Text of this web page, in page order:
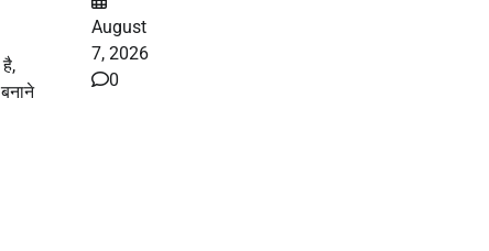
August
7, 2026
0